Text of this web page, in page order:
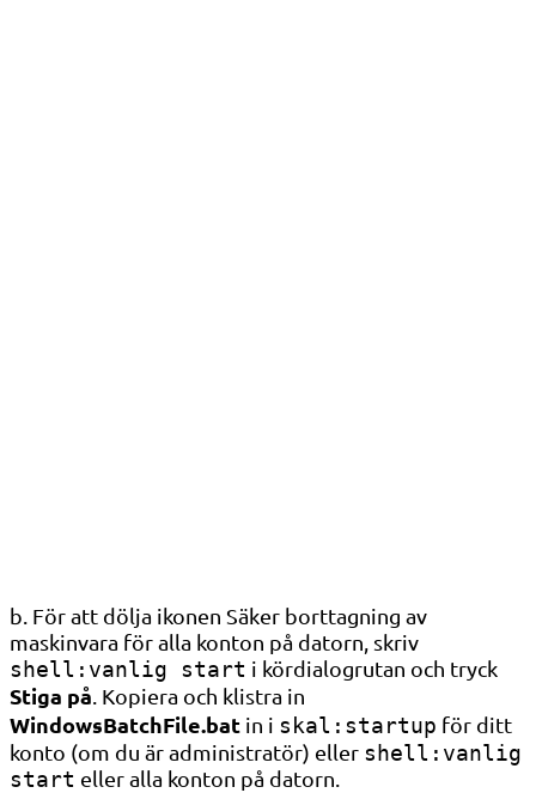
b. För att dölja ikonen Säker borttagning av
maskinvara för alla konton på datorn, skriv
shell:vanlig start i kördialogrutan och tryck
Stiga på . Kopiera och klistra in
WindowsBatchFile.bat in i skal:startup för ditt
konto (om du är administratör) eller shell:vanlig
start eller alla konton på datorn.